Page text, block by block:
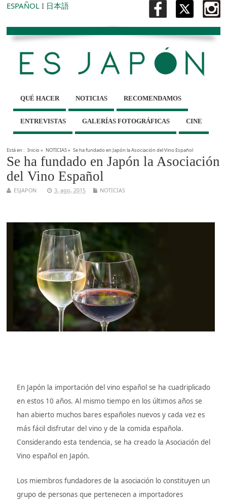
ESPAÑOL I 日本語
QUÉ HACER NOTICIAS RECOMENDAMOS
ENTREVISTAS GALERÍAS FOTOGRÁFICAS CINE
Está en : Inicio» NOTICIAS» Se ha fundado en Japón la Asociación del Vino Español
Se ha fundado en Japón la Asociación
del Vino Español
ESJAPON 3, ago, 2015 NOTICIAS
En Japón la importación del vino español se ha cuadriplicado
en estos 10 años. Al mismo tiempo en los últimos años se
han abierto muchos bares españoles nuevos y cada vez es
más fácil disfrutar del vino y de la comida española.
Considerando esta tendencia, se ha creado la Asociación del
Vino español en Japón.
Los miembros fundadores de la asociación lo constituyen un
grupo de personas que pertenecen a importadores